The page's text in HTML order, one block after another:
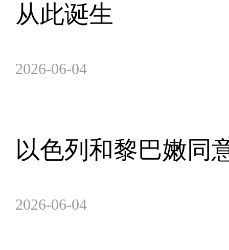
从此诞生
2026-06-04
以色列和黎巴嫩同
2026-06-04